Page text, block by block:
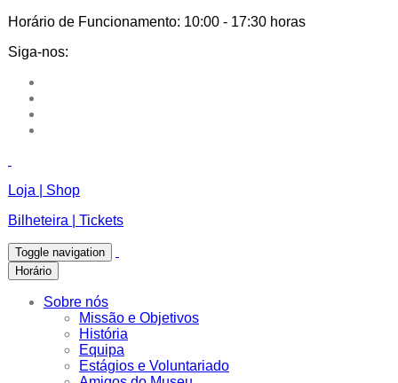
Horário de Funcionamento: 10:00 - 17:30 horas
Siga-nos:
Loja | Shop
Bilheteira | Tickets
Toggle navigation
Horário
Sobre nós
Missão e Objetivos
História
Equipa
Estágios e Voluntariado